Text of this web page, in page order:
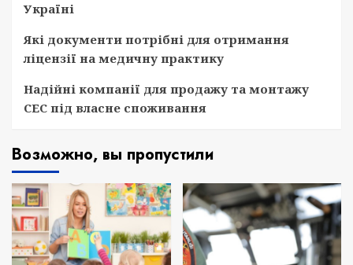
Україні
Які документи потрібні для отримання
ліцензії на медичну практику
Надійні компанії для продажу та монтажу
СЕС під власне споживання
Возможно, вы пропустили